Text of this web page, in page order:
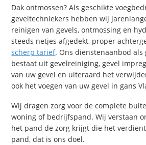
Dak ontmossen? Als geschikte
geveltechniekers hebben wij
reinigen van gevels, ontmossing en
steeds netjes afgedekt, proper
scherp tarief. Ons dienstenaanbod als
bestaat uit gevelreiniging, gevel
van uw gevel en uiteraard het
ook het voegen van uw gevel in gans
Wij dragen zorg voor de complete
woning of bedrijfspand. Wij verstaan
het pand de zorg krijgt die het
pand, dat is ons doel.